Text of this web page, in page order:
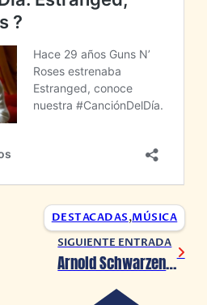
DESTACADAS,MÚSICA
SIGUIENTE ENTRADA
Arnold Schwarzenegger prestará su voz para el próximo juego de Predator